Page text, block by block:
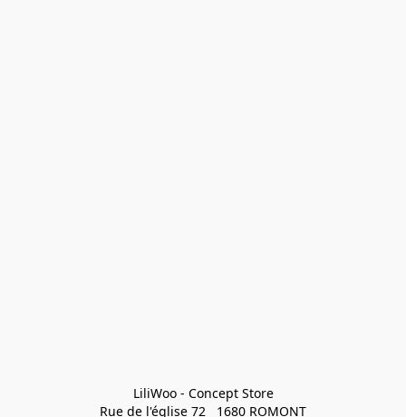
LiliWoo - Concept Store
Rue de l'église 72   1680 ROMONT